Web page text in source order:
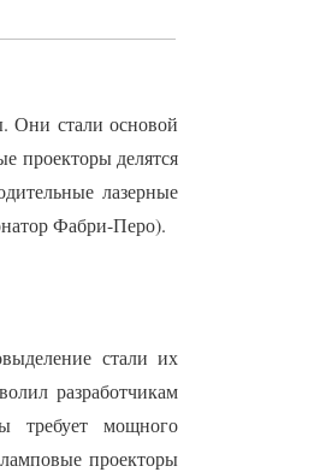
Они стали основой
проекторы делятся
лазерные
Фабри-Перо).
стали их
разработчикам
требует мощного
проекторы